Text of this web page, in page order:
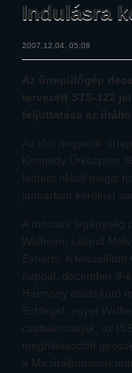
Indulásra
2007.12.04. 05:08
Az űrrepülőgép
tervezett STS-122
feljuttatása az
Az idei negyedik
Kennedy Űrközpont
látható okból mégis
januárban kerülhet
A mostani legénység
Walheim, Leland
Eyharts. A
nappal, december 9-
Harmony összekötő
Schlegel, egyet
csatlakoztatják, az
meghibásodott
a Mir űrállomáson